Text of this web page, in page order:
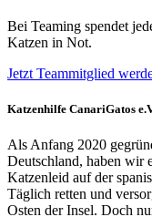
Bei Teaming spendet
Katzen in Not.
Jetzt Teammitglied
Katzenhilfe CanariGatos
Als Anfang 2020
Deutschland, haben wir
Katzenleid auf der
Täglich retten und
Osten der Insel. Doch